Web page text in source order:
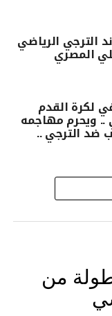
الترجي الرياضي
المصري
لكرة القدم
.. ويحرم مهاجمه
ضد الترجي ..
من